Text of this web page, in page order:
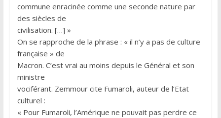
commune enracinée comme une seconde nature par
des siècles de
civilisation. […] »
On se rapproche de la phrase : « il n’y a pas de culture
française » de
Macron. C’est vrai au moins depuis le Général et son
ministre
vociférant. Zemmour cite Fumaroli, auteur de l’Etat
culturel :
« Pour Fumaroli, l’Amérique ne pouvait pas perdre ce